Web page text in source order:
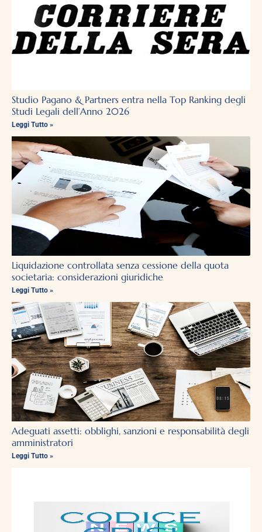
Studio Pagano & Partners entra nella Top Ranking degli
Studi Legali dell’Anno 2026
Leggi Tutto »
Liquidazione controllata senza cessione della quota
societaria: considerazioni giuridiche
Leggi Tutto »
Adeguati assetti: obblighi, sanzioni e responsabilità degli
amministratori
Leggi Tutto »